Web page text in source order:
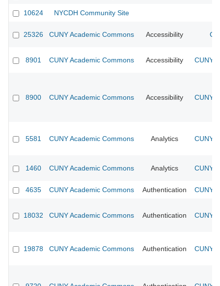
10624 NYCDH Community Site
25326 CUNY Academic Commons Accessibility
8901 CUNY Academic Commons Accessibility CUNY
8900 CUNY Academic Commons Accessibility CUNY
5581 CUNY Academic Commons Analytics CUNY
1460 CUNY Academic Commons Analytics CUNY
4635 CUNY Academic Commons Authentication CUNY
18032 CUNY Academic Commons Authentication CUNY
19878 CUNY Academic Commons Authentication CUNY